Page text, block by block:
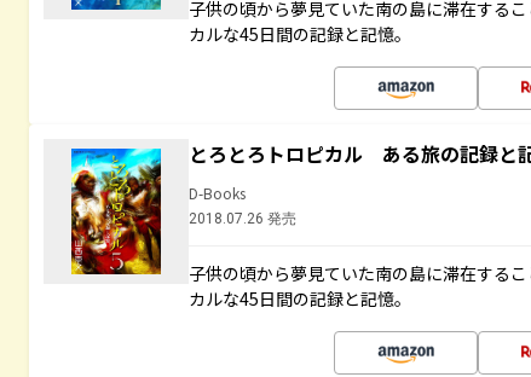
子供の頃から夢見ていた南の島に滞在する
カルな45日間の記録と記憶。
とろとろトロピカル ある旅の記録
D-Books
2018.07.26 発売
子供の頃から夢見ていた南の島に滞在する
カルな45日間の記録と記憶。